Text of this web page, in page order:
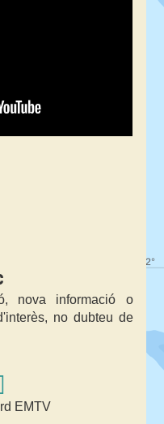
nova informació o
no dubteu de
EMTV